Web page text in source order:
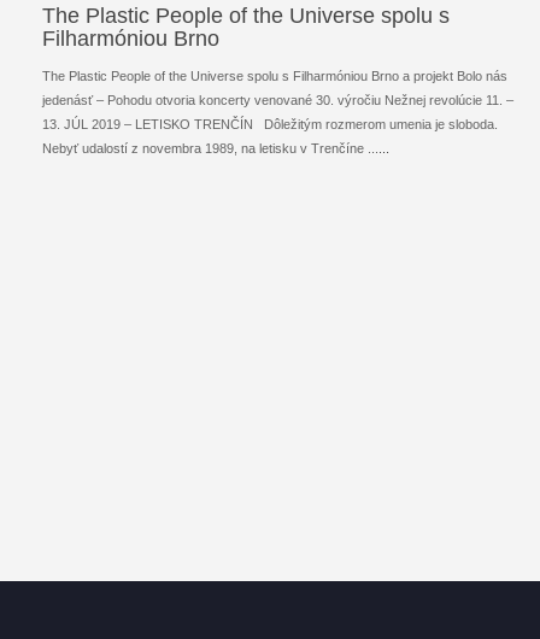
The Plastic People of the Universe spolu s
Filharmóniou Brno
The Plastic People of the Universe spolu s Filharmóniou Brno a projekt Bolo nás
jedenásť – Pohodu otvoria koncerty venované 30. výročiu Nežnej revolúcie 11. –
13. JÚL 2019 – LETISKO TRENČÍN Dôležitým rozmerom umenia je sloboda.
Nebyť udalostí z novembra 1989, na letisku v Trenčíne ...